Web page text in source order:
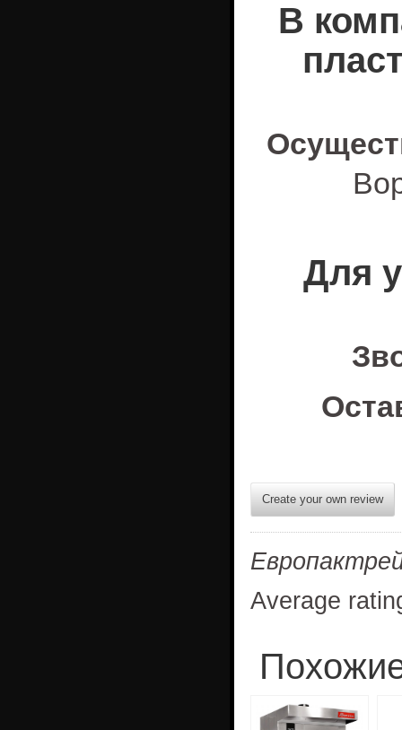
В
Для
Create your own review
Average